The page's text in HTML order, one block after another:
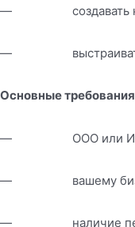
— создавать
— выстраивать
Основные тре
— ООО или
— вашему
— наличие